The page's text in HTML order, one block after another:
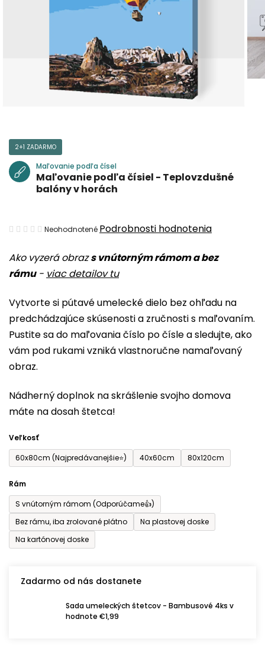
Ako vyzerá obrazs vnútorným rámom a bez
rámu- viac detailov tu
Vytvorte si pútavé umelecké dielo bez ohľadu na
predchádzajúce skúsenosti a zručnosti s maľovaním.
Pustite sa do maľovania číslo po čísle a sledujte, ako
vám pod rukami vzniká vlastnoručne namaľovaný
obraz.
Nádherný doplnok na skrášlenie svojho domova
máte na dosah štetca!
Veľkosť
60x80cm (Najpredávanejšie⭐)
40x60cm 80x120cm
Rám
S vnútorným rámom (Odporúčame👍)
Bez rámu, iba zrolované plátno
Na plastovej doske
Na kartónovej doske
Zadarmo od nás dostanete
Sada umeleckých štetcov - Bambusové 4ks v
hodnote €1,99
2+1 ZADARMO
Maľovanie podľa čísel
Maľovanie podľa čísiel - Teplovzdušné
balóny v horách
Priemerné
produktu
je
z
5
hviezdičiek.
Neohodnotené Podrobnosti hodnotenia